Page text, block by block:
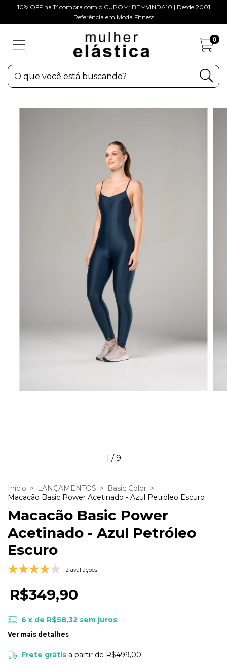
10% OFF na 1º compra com o CUPOM: BEMVINDA10 | Desde 2001
Referência em Moda Fitness
0
1 /9
Início > LANÇAMENTOS > Basic Color >
Macacão Basic Power Acetinado - Azul Petróleo Escuro
Macacão Basic Power
Acetinado - Azul Petróleo
Escuro
2 avaliações
R$349,90
6 x de R$58,32 sem juros
Ver mais detalhes
Frete grátis a partir de R$499,00